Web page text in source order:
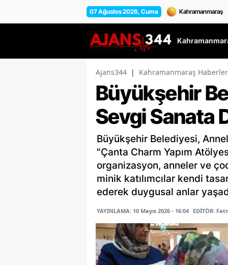
07 Ağustos 2026, Cuma
Ajans344 | Kahramanmaraş
Büyükşehir
Sevgi Sanata
Büyükşehir Belediyesi,
"Çanta Charm Yapım
organizasyon, anneler ve
minik katılımcılar kendi
ederek duygusal anlar
YAYINLAMA: 10 Mayıs 2026 - 16:04 EDİTÖR: